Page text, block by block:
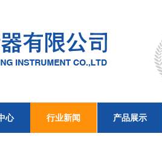
心 行业新闻 产品展示